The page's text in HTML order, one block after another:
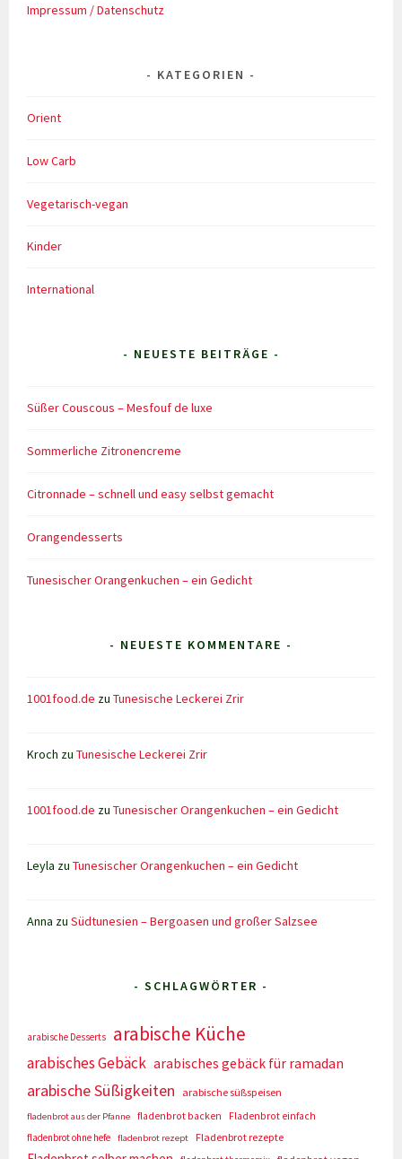
Impressum / Datenschutz
KATEGORIEN
Orient
Low Carb
Vegetarisch-vegan
Kinder
International
- NEUESTE BEITRÄGE -
Süßer Couscous – Mesfouf de luxe
Sommerliche Zitronencreme
Citronnade – schnell und easy selbst gemacht
Orangendesserts
Tunesischer Orangenkuchen – ein Gedicht
- NEUESTE KOMMENTARE -
1001food.de zuTunesische Leckerei Zrir
Kroch zuTunesische Leckerei Zrir
1001food.de zuTunesischer Orangenkuchen – ein Gedicht
Leyla zuTunesischer Orangenkuchen – ein Gedicht
Anna zuSüdtunesien – Bergoasen und großer Salzsee
- SCHLAGWÖRTER -
arabische Desserts arabische Küche
arabisches Gebäck arabisches gebäck für ramadan
arabische Süßigkeiten arabische süßspeisen
fladenbrot aus der Pfanne fladenbrot backen
Fladenbrot einfach
fladenbrot ohne hefe
fladenbrot rezept Fladenbrot rezepte